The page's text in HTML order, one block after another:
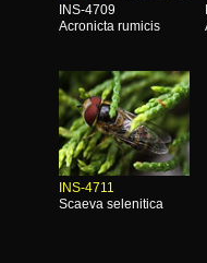
INS-4709
Acronicta rumicis
INS-4711
Scaeva selenitica